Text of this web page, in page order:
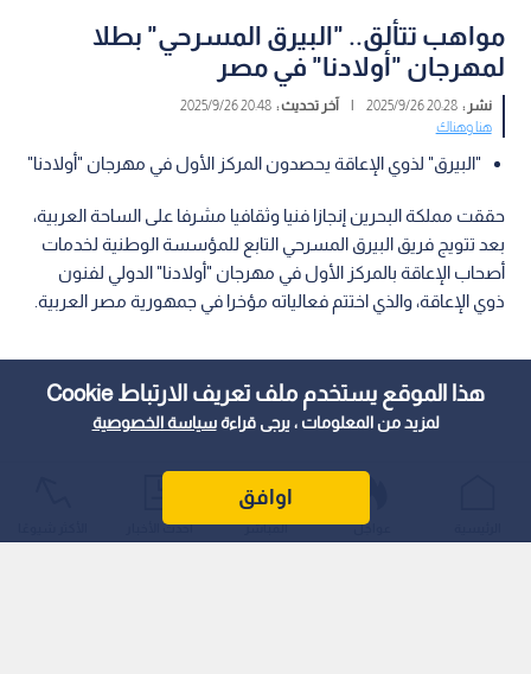
هذا الموقع يستخدم ملف تعريف الارتباط Cookie
لمزيد من المعلومات ، يرجى قراءةسياسة الخصوصية
اوافق
مواهب تتألق.. "البيرق المسرحي" بطلا
لمهرجان "أولادنا" في مصر
نشر :20:28 2025/9/26
| آخر تحديث :20:48 2025/9/26
هنا وهناك
"البيرق" لذوي الإعاقة يحصدون المركز الأول في مهرجان "أولادنا"
حققت مملكة البحرين إنجازا فنيا وثقافيا مشرفا على الساحة العربية،
بعد تتويج فريق البيرق المسرحي التابع للمؤسسة الوطنية لخدمات
أصحاب الإعاقة بالمركز الأول في مهرجان "أولادنا" الدولي لفنون
ذوي الإعاقة، والذي اختتم فعالياته مؤخرا في جمهورية مصر العربية.
عواجل المباشر أحدث الأخبار